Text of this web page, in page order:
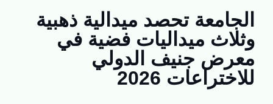
الجامعة تحصد ميدالية ذهبية
وثلاث ميداليات فضية في
معرض جنيف الدولي
للاختراعات 2026